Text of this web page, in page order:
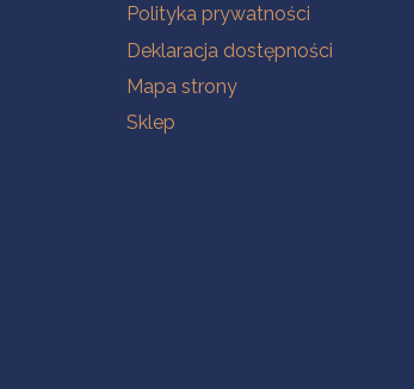
Polityka prywatności
Deklaracja dostępności
Mapa strony
Sklep